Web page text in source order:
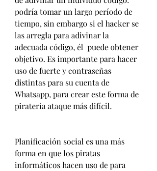
podría tomar un largo período de
tiempo, sin embargo si el hacker se
las arregla para adivinar la
adecuada código, él  puede obtener
objetivo. Es importante para hacer
uso de fuerte y contraseñas
distintas para su cuenta de
Whatsapp, para crear este forma de
piratería ataque más difícil.
Planificación social es una más
forma en que los piratas
informáticos hacen uso de para